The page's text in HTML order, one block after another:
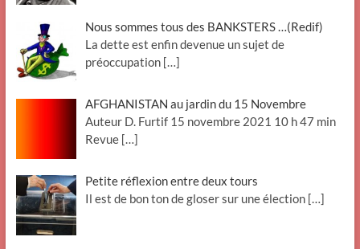
Nous sommes tous des BANKSTERS …(Redif)
La dette est enfin devenue un sujet de
préoccupation […]
AFGHANISTAN au jardin du 15 Novembre
Auteur D. Furtif 15 novembre 2021 10 h 47 min
Revue […]
Petite réflexion entre deux tours
Il est de bon ton de gloser sur une élection […]